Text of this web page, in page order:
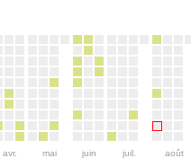
avr. mai juin juil. août